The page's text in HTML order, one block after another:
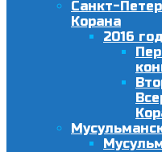
Санкт-
Корана
2016